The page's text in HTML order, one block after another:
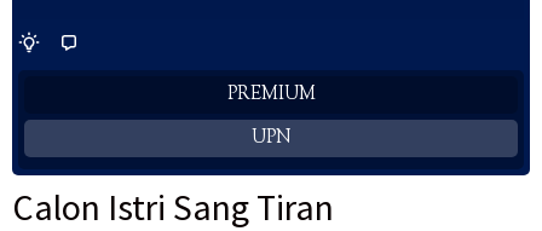
PREMIUM
UPN
Calon Istri Sang Tiran